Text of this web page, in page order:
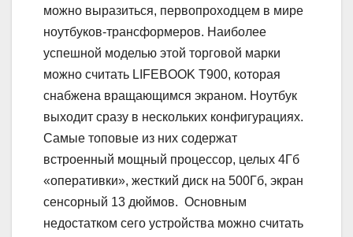
можно выразиться, первопроходцем в мире
ноутбуков-трансформеров. Наиболее
успешной моделью этой торговой марки
можно считать LIFEBOOK T900, которая
снабжена вращающимся экраном. Ноутбук
выходит сразу в нескольких конфигурациях.
Самые топовые из них содержат
встроенный мощный процессор, целых 4Гб
«оперативки», жесткий диск на 500Гб, экран
сенсорный 13 дюймов. Основным
недостатком сего устройства можно считать